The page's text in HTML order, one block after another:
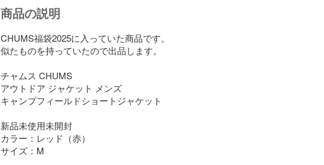
商品の説明
CHUMS福袋2025に入っていた商品です。
似たものを持っていたので出品します。
チャムス CHUMS
アウトドア ジャケット メンズ
キャンプフィールドショートジャケット
新品未使用未開封
カラー：レッド（赤）
サイズ：M